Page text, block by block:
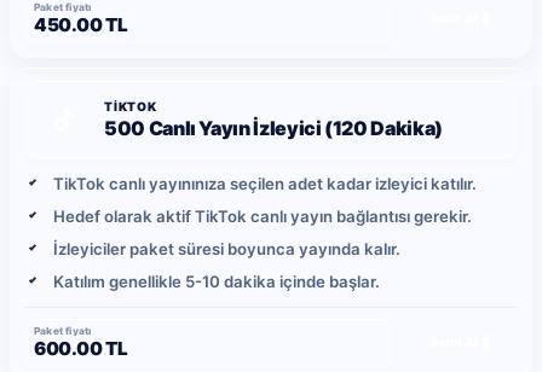
Paket fiyatı
450.00 TL
TIKTOK
500 Canlı Yayın İzleyici (120 Dakika)
TikTok canlı yayınınıza seçilen adet kadar izleyici katılır.
Hedef olarak aktif TikTok canlı yayın bağlantısı gerekir.
İzleyiciler paket süresi boyunca yayında kalır.
Katılım genellikle 5-10 dakika içinde başlar.
Paket fiyatı
600.00 TL